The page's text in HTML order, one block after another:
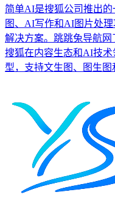
简单AI是搜狐公司推出
图、AI写作和AI图片处
解决方案。跳跳兔导航
搜狐在内容生态和AI技
型，支持文生图、图生